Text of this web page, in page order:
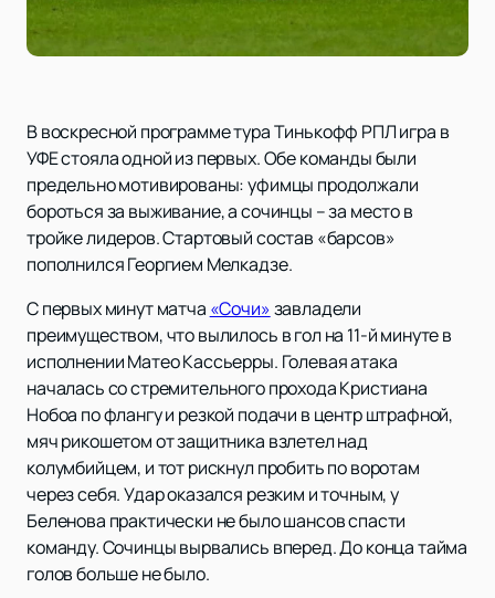
В воскресной программе тура Тинькофф РПЛ игра в
УФЕ стояла одной из первых. Обе команды были
предельно мотивированы: уфимцы продолжали
бороться за выживание, а сочинцы – за место в
тройке лидеров. Стартовый состав «барсов»
пополнился Георгием Мелкадзе.
С первых минут матча «Сочи»завладели
преимуществом, что вылилось в гол на 11-й минуте в
исполнении Матео Кассьерры. Голевая атака
началась со стремительного прохода Кристиана
Нобоа по флангу и резкой подачи в центр штрафной,
мяч рикошетом от защитника взлетел над
колумбийцем, и тот рискнул пробить по воротам
через себя. Удар оказался резким и точным, у
Беленова практически не было шансов спасти
команду. Сочинцы вырвались вперед. До конца тайма
голов больше не было.